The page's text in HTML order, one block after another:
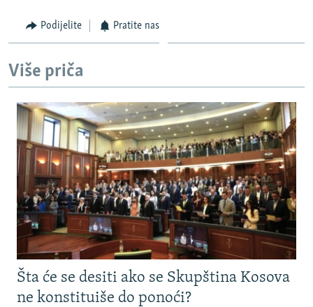
Podijelite Pratite nas
Više priča
Šta će se desiti ako se Skupština Kosova
ne konstituiše do ponoći?